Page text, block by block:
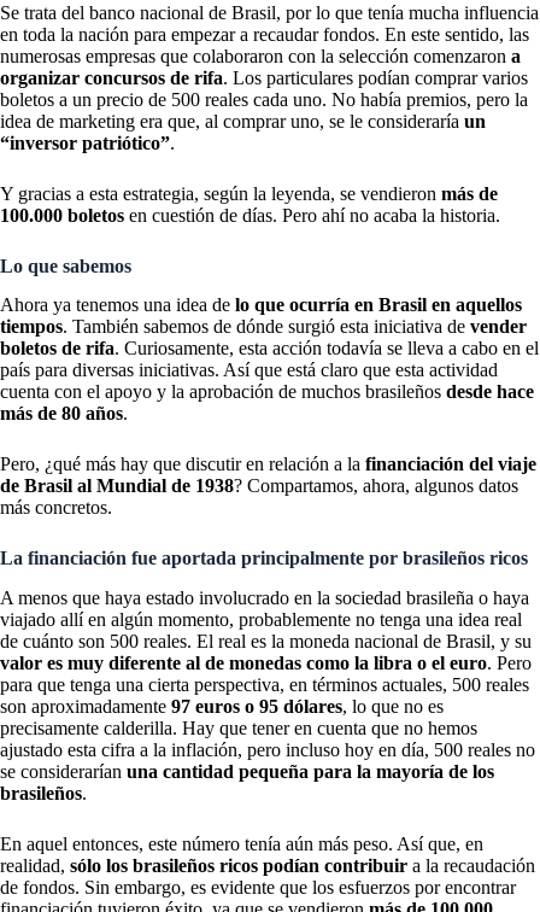
Se trata del banco nacional de Brasil, por lo que tenía mucha influencia
en toda la nación para empezar a recaudar fondos. En este sentido, las
numerosas empresas que colaboraron con la selección comenzaron a
organizar concursos de rifa. Los particulares podían comprar varios
boletos a un precio de 500 reales cada uno. No había premios, pero la
idea de marketing era que, al comprar uno, se le consideraría un
“inversor patriótico”.
Y gracias a esta estrategia, según la leyenda, se vendieron más de
100.000 boletos en cuestión de días. Pero ahí no acaba la historia.
Lo que sabemos
Ahora ya tenemos una idea de lo que ocurría en Brasil en aquellos
tiempos. También sabemos de dónde surgió esta iniciativa de vender
boletos de rifa. Curiosamente, esta acción todavía se lleva a cabo en el
país para diversas iniciativas. Así que está claro que esta actividad
cuenta con el apoyo y la aprobación de muchos brasileños desde hace
más de 80 años.
Pero, ¿qué más hay que discutir en relación a la financiación del viaje
de Brasil al Mundial de 1938? Compartamos, ahora, algunos datos
más concretos.
La financiación fue aportada principalmente por brasileños ricos
A menos que haya estado involucrado en la sociedad brasileña o haya
viajado allí en algún momento, probablemente no tenga una idea real
de cuánto son 500 reales. El real es la moneda nacional de Brasil, y su
valor es muy diferente al de monedas como la libra o el euro. Pero
para que tenga una cierta perspectiva, en términos actuales, 500 reales
son aproximadamente 97 euros o 95 dólares, lo que no es
precisamente calderilla. Hay que tener en cuenta que no hemos
ajustado esta cifra a la inflación, pero incluso hoy en día, 500 reales no
se considerarían una cantidad pequeña para la mayoría de los
brasileños.
En aquel entonces, este número tenía aún más peso. Así que, en
realidad, sólo los brasileños ricos podían contribuir a la recaudación
de fondos. Sin embargo, es evidente que los esfuerzos por encontrar